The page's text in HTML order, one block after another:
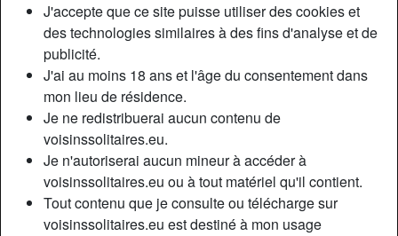
J'accepte que ce site puisse utiliser des cookies et
des technologies similaires à des fins d'analyse et de
publicité.
J'ai au moins 18 ans et l'âge du consentement dans
mon lieu de résidence.
Je ne redistribuerai aucun contenu de
voisinssolitaires.eu.
Je n'autoriserai aucun mineur à accéder à
voisinssolitaires.eu ou à tout matériel qu'il contient.
Tout contenu que je consulte ou télécharge sur
voisinssolitaires.eu est destiné à mon usage
Département:
Ain
Sexe:
Relation:
Célibataire
Taille:
Poids:
58 Kg
Épilé(e):
Description
N'a pas encore saisi de description